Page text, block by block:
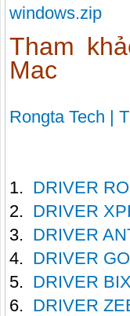
windows.zip
Tham
Mac
Rongta Tech |
1. DRIVER
2. DRIVER
3. DRIVER
4. DRIVER
5. DRIVER
6. DRIVER